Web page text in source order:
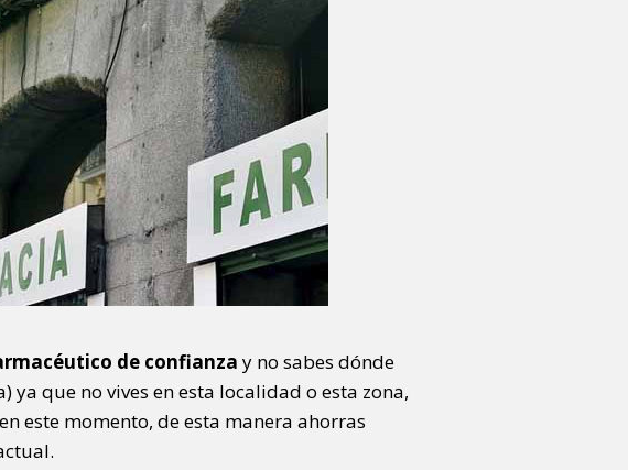
de confianza y no sabes dónde
ya que no vives en esta localidad o esta zona,
en este momento, de esta manera ahorras